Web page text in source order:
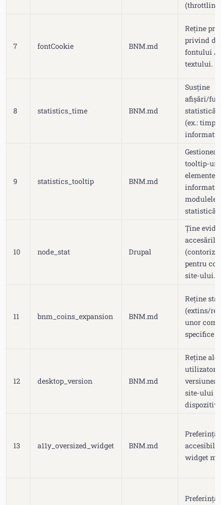
7 fontCookie BNM.md
Reține
privind
fontului /
textului.
8 statistics_time BNM.md
Susține
afișări/
statistică
(ex.: timp,
9 statistics_tooltip BNM.md
tooltip-
modulele
statistică.
10 node_stat Drupal
Ține
pentru
site-ului.
11 bnm_coins_expansion BNM.md
Reține
(extins/
unor
specifice
12 desktop_version BNM.md
Reține
versiunea
site-ului
13 a11y_oversized_widget BNM.md
Preferință
widget
Preferință